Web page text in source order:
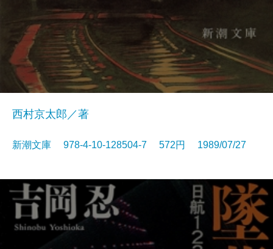
西村京太郎／著
新潮文庫 978-4-10-128504-7 572円 1989/07/27